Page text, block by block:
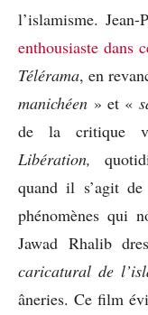
l’islamisme.
enthousiaste dans
Télérama, en
manichéen » et «
de la critique
Libération,
quand il s’agit
phénomènes qui
Jawad Rhalib
caricatural de
âneries. Ce film